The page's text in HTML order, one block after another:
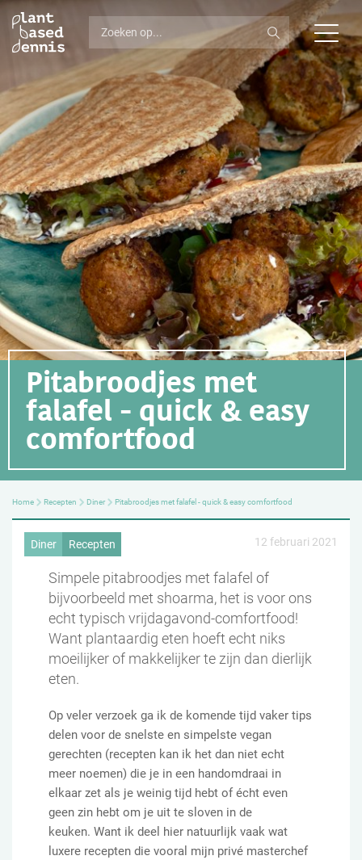
Pitabroodjes met
falafel - quick & easy
comfortfood
Home Recepten Diner Pitabroodjes met falafel - quick & easy comfortfood
Diner Recepten 12 februari 2021
Simpele pitabroodjes met falafel of
bijvoorbeeld met shoarma, het is voor ons
echt typisch vrijdagavond-comfortfood!
Want plantaardig eten hoeft echt niks
moeilijker of makkelijker te zijn dan dierlijk
eten.
Op veler verzoek ga ik de komende tijd vaker tips
delen voor de snelste en simpelste vegan
gerechten (recepten kan ik het dan niet echt
meer noemen) die je in een handomdraai in
elkaar zet als je weinig tijd hebt of écht even
geen zin hebt om je uit te sloven in de
keuken. Want ik deel hier natuurlijk vaak wat
luxere recepten die vooral mijn privé masterchef